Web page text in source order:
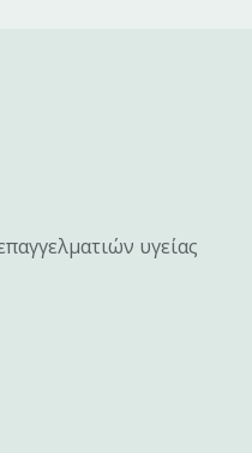
υγείας